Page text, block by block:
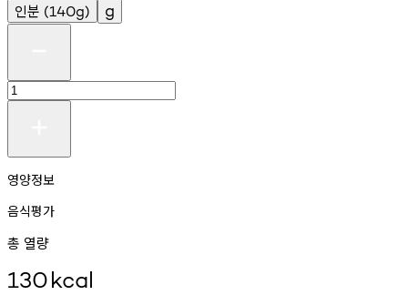
인분 (140g) g
영양정보
음식평가
총 열량
130kcal